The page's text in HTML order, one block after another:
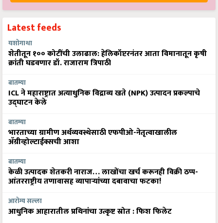
Latest feeds
यशोगाथा
शेतीतून १०० कोटींची उलाढाल: हेलिकॉप्टरनंतर आता विमानातून कृषी
क्रांती घडवणार डॉ. राजाराम त्रिपाठी
बातम्या
ICL ने महाराष्ट्रात अत्याधुनिक विद्राव्य खते (NPK) उत्पादन प्रकल्पाचे
उद्घाटन केले
बातम्या
भारताच्या ग्रामीण अर्थव्यवस्थेसाठी एफपीओ-नेतृत्वाखालील
अ‍ॅग्रीव्होल्टाईक्सची आशा
बातम्या
केळी उत्पादक शेतकरी नाराज… लाखोंचा खर्च करूनही विक्री ठप्प-
आंतरराष्ट्रीय तणावासह व्यापाऱ्यांच्या दबावाचा फटका!
आरोग्य सल्ला
आधुनिक आहारातील प्रथिनांचा उत्कृष्ट स्रोत : फिश फिलेट